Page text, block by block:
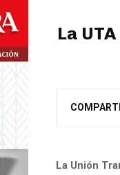
La
La Unión